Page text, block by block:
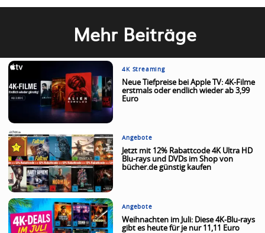
Mehr Beiträge
4K Streaming
Neue Tiefpreise bei Apple TV: 4K-Filme
erstmals oder endlich wieder ab 3,99
Euro
Angebote
Jetzt mit 12% Rabattcode 4K Ultra HD
Blu-rays und DVDs im Shop von
bücher.de günstig kaufen
Angebote
Weihnachten im Juli: Diese 4K-Blu-rays
gibt es heute für je nur 11,11 Euro